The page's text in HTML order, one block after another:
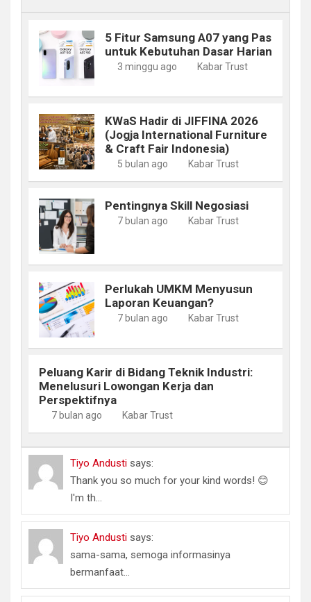
5 Fitur Samsung A07 yang Pas
untuk Kebutuhan Dasar Harian
3 minggu ago Kabar Trust
KWaS Hadir di JIFFINA 2026
(Jogja International Furniture
& Craft Fair Indonesia)
5 bulan ago Kabar Trust
Pentingnya Skill Negosiasi
7 bulan ago Kabar Trust
Perlukah UMKM Menyusun
Laporan Keuangan?
7 bulan ago Kabar Trust
Peluang Karir di Bidang Teknik Industri:
Menelusuri Lowongan Kerja dan
Perspektifnya
7 bulan ago Kabar Trust
Tiyo Andusti says:
Thank you so much for your kind words! 😊
I'm th...
Tiyo Andusti says:
sama-sama, semoga informasinya
bermanfaat...